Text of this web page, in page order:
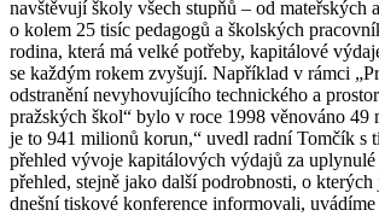
navštěvují školy všech stupňů – od mateřských
o kolem 25 tisíc pedagogů a školských
rodina, která má velké potřeby, kapitálové
se každým rokem zvyšují. Například v rámci
odstranění nevyhovujícího technického a
pražských škol“ bylo v roce 1998 věnováno 49
je to 941 milionů korun,“ uvedl radní Tomčík s
přehled vývoje kapitálových výdajů za
přehled, stejně jako další podrobnosti, o
dnešní tiskové konference informovali,